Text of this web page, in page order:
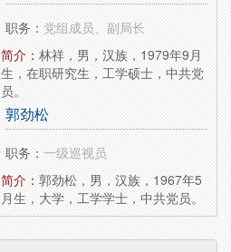
职务：党组成员、副局长
简介：林祥，男，汉族，1979年9月
生，在职研究生，工学硕士，中共党
员。
郭劲松
职务：一级巡视员
简介：​郭劲松，男，汉族，1967年5
月生，大学，工学学士，中共党员。